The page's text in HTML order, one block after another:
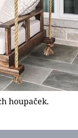
houpaček.